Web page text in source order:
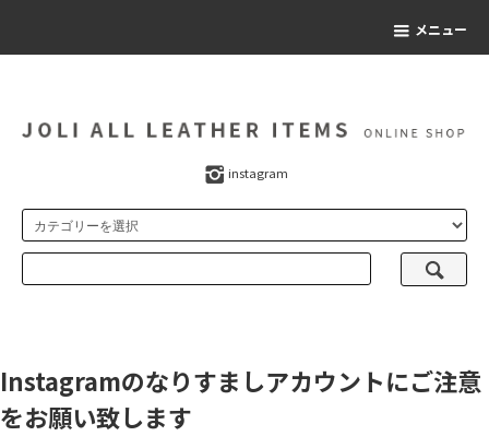
メニュー
instagram
Instagramのなりすましアカウントにご注意
をお願い致します